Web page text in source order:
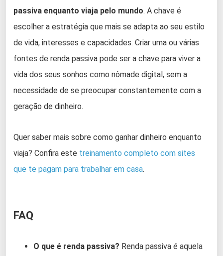
passiva enquanto viaja pelo mundo. A chave é
escolher a estratégia que mais se adapta ao seu estilo
de vida, interesses e capacidades. Criar uma ou várias
fontes de renda passiva pode ser a chave para viver a
vida dos seus sonhos como nômade digital, sem a
necessidade de se preocupar constantemente com a
geração de dinheiro.
Quer saber mais sobre como ganhar dinheiro enquanto
viaja? Confira este treinamento completo com sites
que te pagam para trabalhar em casa.
FAQ
O que é renda passiva? Renda passiva é aquela